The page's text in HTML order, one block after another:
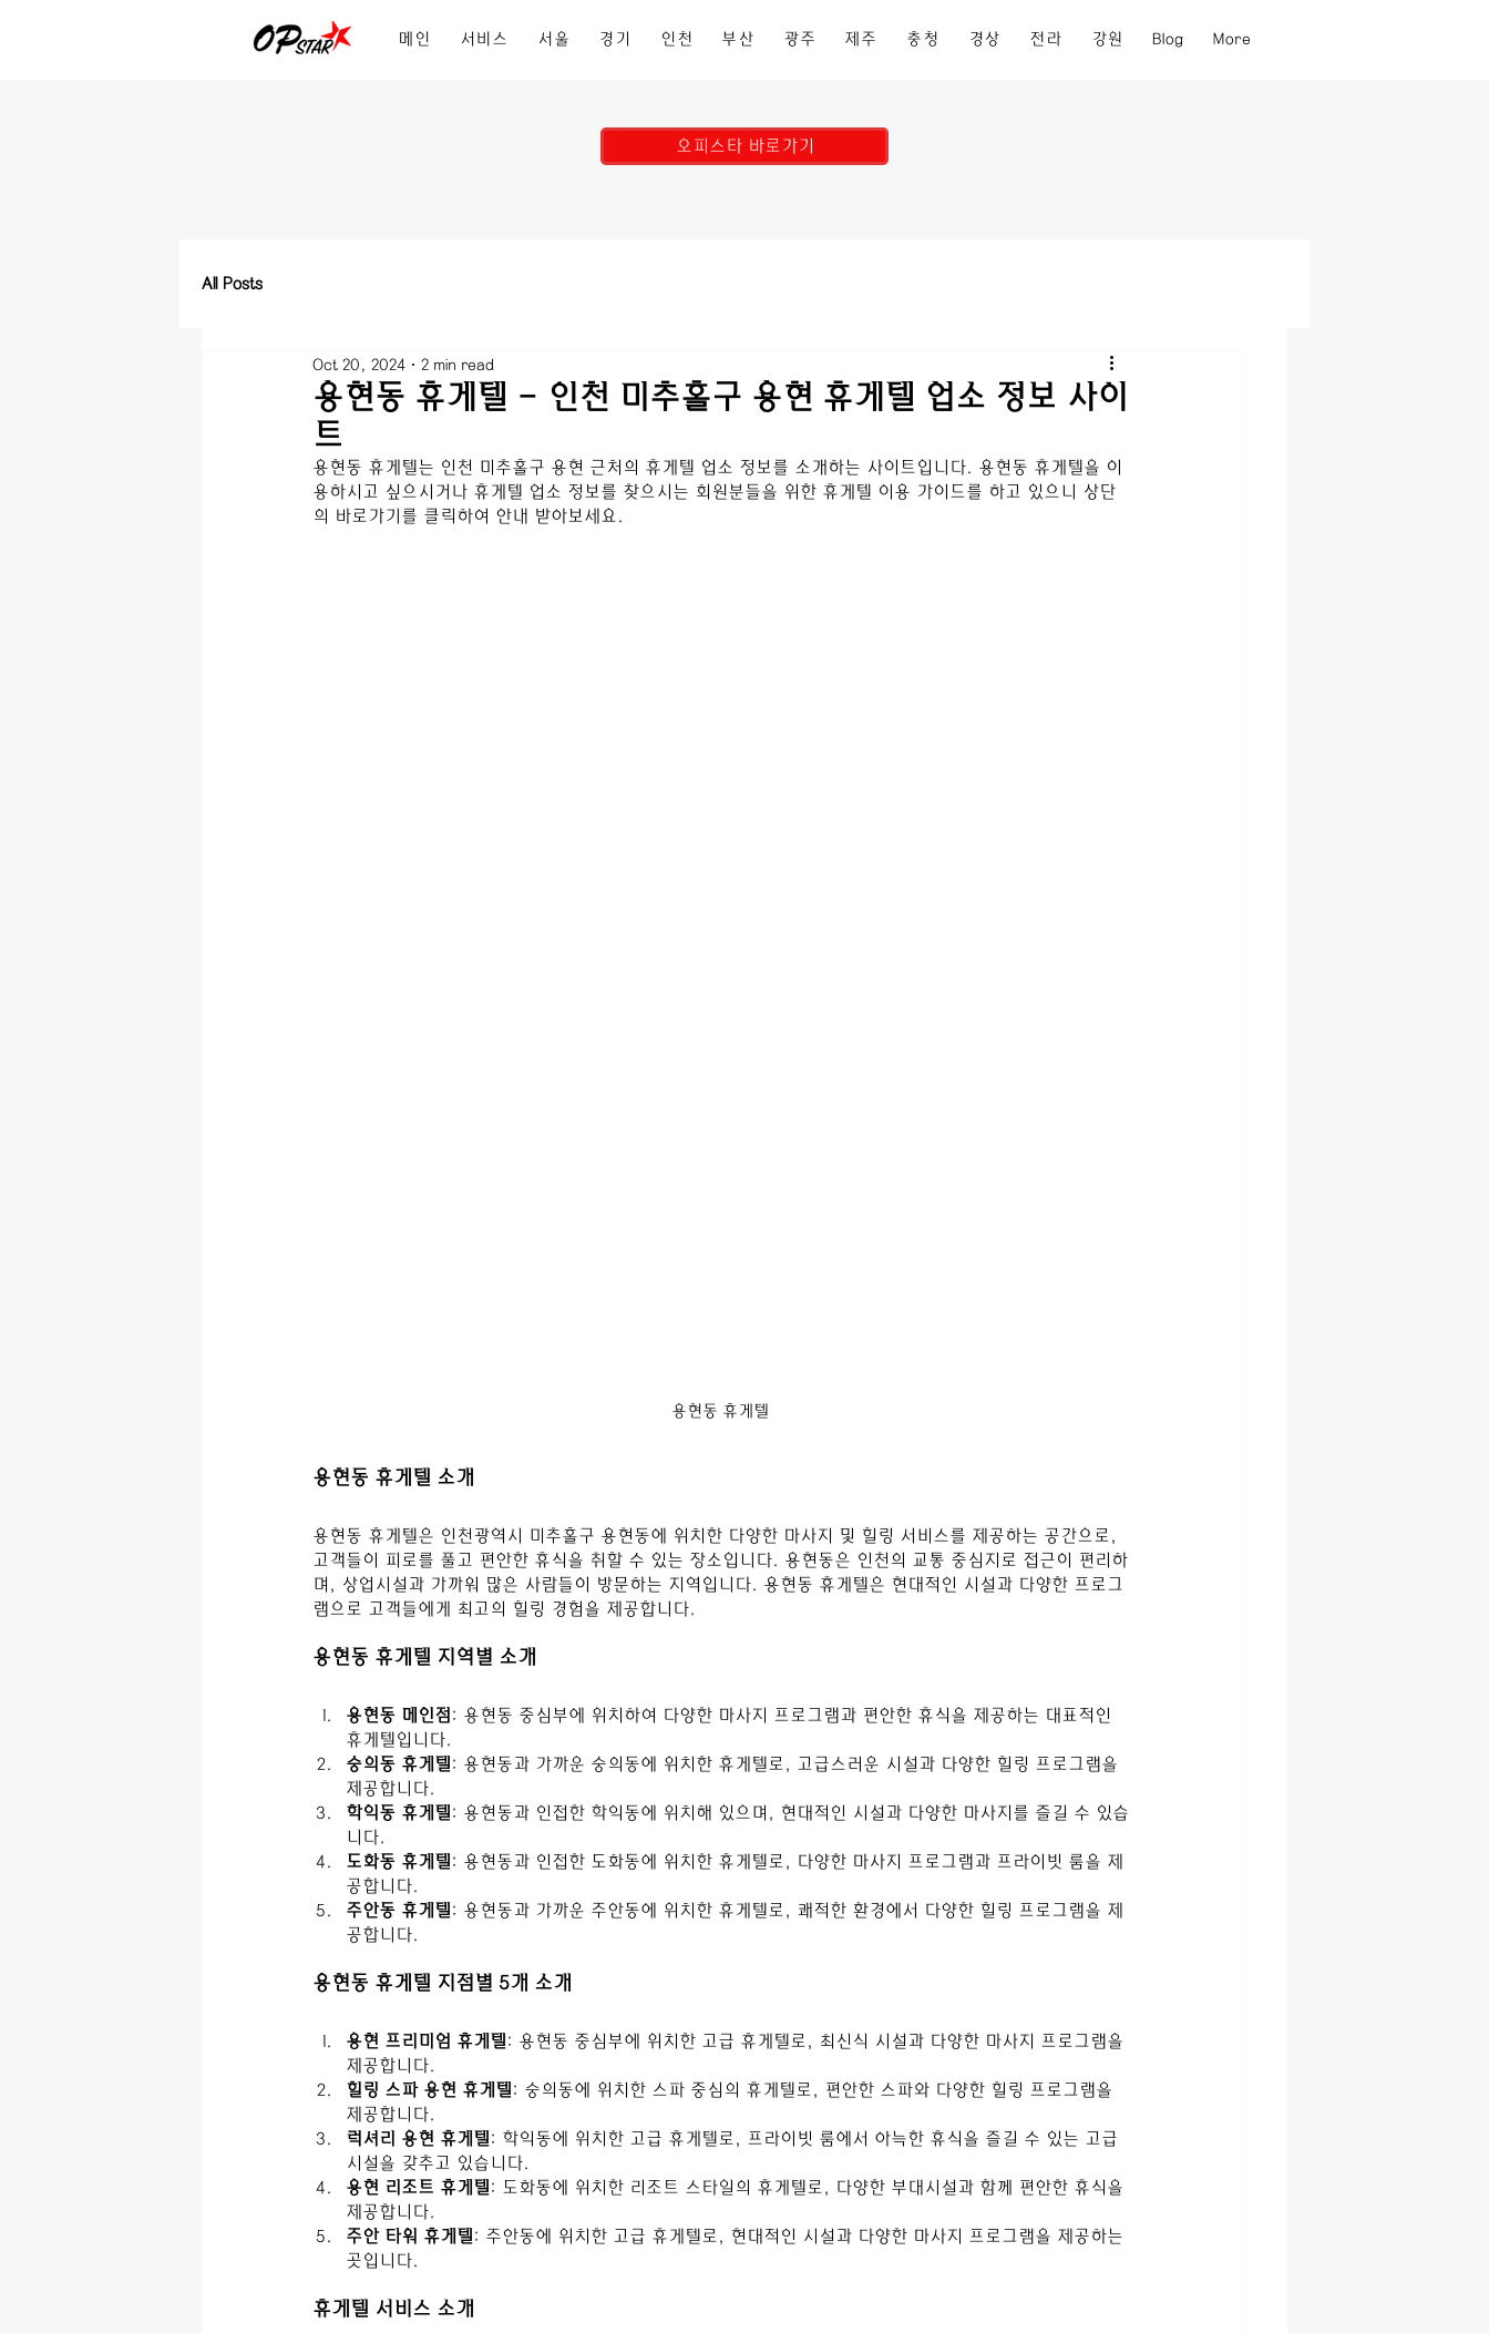
메인 서비스 서울 경기 인천 부산 광주 제주 충청 경상 전라 강원 Blog More
오피스타 바로가기
All Posts
용현동 휴게텔 - 인천 미추홀구 용현 휴게텔 업소 정보 사이
트
Oct 20, 2024 2 min read
용현동 휴게텔는 인천 미추홀구 용현 근처의 휴게텔 업소 정보를 소개하는 사이트입니다. 용현동 휴게텔을 이
용하시고 싶으시거나 휴게텔 업소 정보를 찾으시는 회원분들을 위한 휴게텔 이용 가이드를 하고 있으니 상단
의 바로가기를 클릭하여 안내 받아보세요.
용현동 휴게텔
용현동 휴게텔 소개
용현동 휴게텔은 인천광역시 미추홀구 용현동에 위치한 다양한 마사지 및 힐링 서비스를 제공하는 공간으로,
고객들이 피로를 풀고 편안한 휴식을 취할 수 있는 장소입니다. 용현동은 인천의 교통 중심지로 접근이 편리하
며, 상업시설과 가까워 많은 사람들이 방문하는 지역입니다. 용현동 휴게텔은 현대적인 시설과 다양한 프로그
램으로 고객들에게 최고의 힐링 경험을 제공합니다.
용현동 휴게텔 지역별 소개
용현동 메인점 : 용현동 중심부에 위치하여 다양한 마사지 프로그램과 편안한 휴식을 제공하는 대표적인
휴게텔입니다.
숭의동 휴게텔 : 용현동과 가까운 숭의동에 위치한 휴게텔로, 고급스러운 시설과 다양한 힐링 프로그램을
제공합니다.
학익동 휴게텔 : 용현동과 인접한 학익동에 위치해 있으며, 현대적인 시설과 다양한 마사지를 즐길 수 있습
니다.
도화동 휴게텔 : 용현동과 인접한 도화동에 위치한 휴게텔로, 다양한 마사지 프로그램과 프라이빗 룸을 제
공합니다.
주안동 휴게텔 : 용현동과 가까운 주안동에 위치한 휴게텔로, 쾌적한 환경에서 다양한 힐링 프로그램을 제
공합니다.
용현동 휴게텔 지점별 5개 소개
용현 프리미엄 휴게텔 : 용현동 중심부에 위치한 고급 휴게텔로, 최신식 시설과 다양한 마사지 프로그램을
제공합니다.
힐링 스파 용현 휴게텔 : 숭의동에 위치한 스파 중심의 휴게텔로, 편안한 스파와 다양한 힐링 프로그램을
제공합니다.
럭셔리 용현 휴게텔 : 학익동에 위치한 고급 휴게텔로, 프라이빗 룸에서 아늑한 휴식을 즐길 수 있는 고급
시설을 갖추고 있습니다.
용현 리조트 휴게텔 : 도화동에 위치한 리조트 스타일의 휴게텔로, 다양한 부대시설과 함께 편안한 휴식을
제공합니다.
주안 타워 휴게텔 : 주안동에 위치한 고급 휴게텔로, 현대적인 시설과 다양한 마사지 프로그램을 제공하는
곳입니다.
휴게텔 서비스 소개